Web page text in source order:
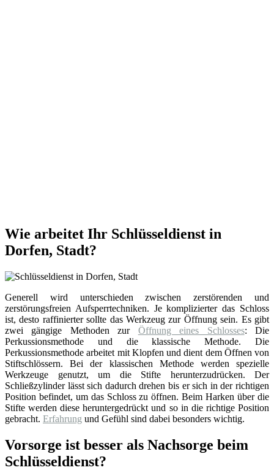
Wie arbeitet Ihr Schlüsseldienst in
Dorfen, Stadt?
Generell wird unterschieden zwischen zerstörenden und
zerstörungsfreien Aufsperrtechniken. Je komplizierter das Schloss
ist, desto raffinierter sollte das Werkzeug zur Öffnung sein. Es gibt
zwei gängige Methoden zur Öffnung eines Schlosses: Die
Perkussionsmethode und die klassische Methode. Die
Perkussionsmethode arbeitet mit Klopfen und dient dem Öffnen von
Stiftschlössern. Bei der klassischen Methode werden spezielle
Werkzeuge genutzt, um die Stifte herunterzudrücken. Der
Schließzylinder lässt sich dadurch drehen bis er sich in der richtigen
Position befindet, um das Schloss zu öffnen. Beim Harken über die
Stifte werden diese heruntergedrückt und so in die richtige Position
gebracht. Erfahrung und Gefühl sind dabei besonders wichtig.
Vorsorge ist besser als Nachsorge beim
Schlüsseldienst?